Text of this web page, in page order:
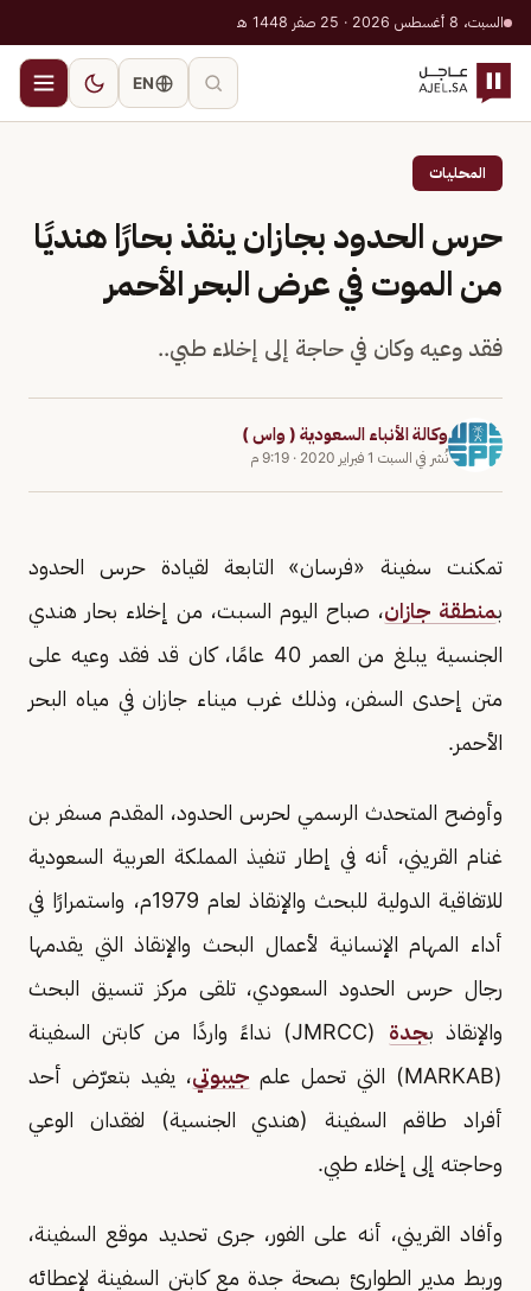
السبت، 8 أغسطس 2026 · 25 صفر 1448 هـ
EN
المحليات
حرس الحدود بجازان ينقذ بحارًا هنديًا
من الموت في عرض البحر الأحمر
فقد وعيه وكان في حاجة إلى إخلاء طبي..
وكالة الأنباء السعودية ( واس )
نُشر في السبت 1 فبراير 2020 · 9:19 م
تمكنت سفينة «فرسان» التابعة لقيادة حرس الحدود
بمنطقة جازان، صباح اليوم السبت، من إخلاء بحار هندي
الجنسية يبلغ من العمر 40 عامًا، كان قد فقد وعيه على
متن إحدى السفن، وذلك غرب ميناء جازان في مياه البحر
الأحمر.
وأوضح المتحدث الرسمي لحرس الحدود، المقدم مسفر بن
غنام القريني، أنه في إطار تنفيذ المملكة العربية السعودية
للاتفاقية الدولية للبحث والإنقاذ لعام 1979م، واستمرارًا في
أداء المهام الإنسانية لأعمال البحث والإنقاذ التي يقدمها
رجال حرس الحدود السعودي، تلقى مركز تنسيق البحث
والإنقاذ بجدة
(JMRCC) نداءً واردًا من كابتن السفينة
(MARKAB) التي تحمل علم
جيبوتي، يفيد بتعرّض أحد
أفراد طاقم السفينة (هندي الجنسية) لفقدان الوعي
وحاجته إلى إخلاء طبي.
وأفاد القريني، أنه على الفور، جرى تحديد موقع السفينة،
وربط مدير الطوارئ بصحة جدة مع كابتن السفينة لإعطائه